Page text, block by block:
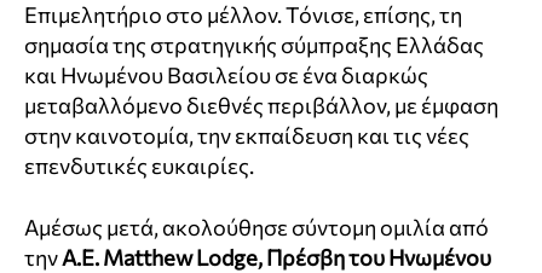
Επιμελητήριο στο μέλλον. Τόνισε, επίσης, τη
σημασία της στρατηγικής σύμπραξης Ελλάδας
και Ηνωμένου Βασιλείου σε ένα διαρκώς
μεταβαλλόμενο διεθνές περιβάλλον, με έμφαση
στην καινοτομία, την εκπαίδευση και τις νέες
επενδυτικές ευκαιρίες.
Αμέσως μετά, ακολούθησε σύντομη ομιλία από
τηνΑ.Ε. Matthew Lodge, Πρέσβη του Ηνωμένου